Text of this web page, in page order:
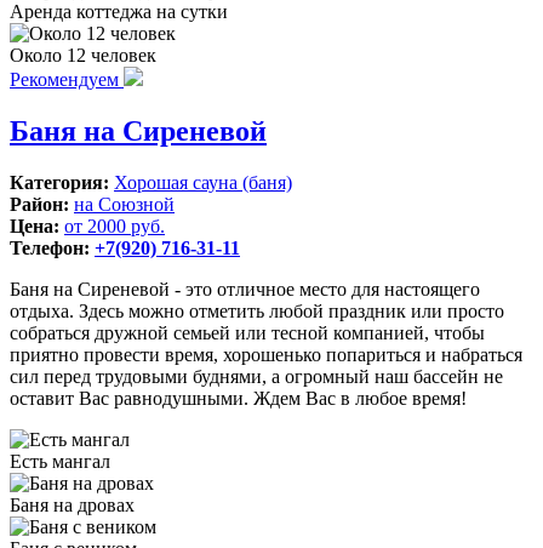
Аренда коттеджа на сутки
Около 12 человек
Рекомендуем
Баня на Сиреневой
Категория: Хорошая сауна (баня)
Район: на Союзной
Цена: от 2000 руб.
Телефон: +7(920) 716-31-11
Баня на Сиреневой - это отличное место для настоящего
отдыха. Здесь можно отметить любой праздник или просто
собраться дружной семьей или тесной компанией, чтобы
приятно провести время, хорошенько попариться и набраться
сил перед трудовыми буднями, а огромный наш бассейн не
оставит Вас равнодушными. Ждем Вас в любое время!
Есть мангал
Баня на дровах